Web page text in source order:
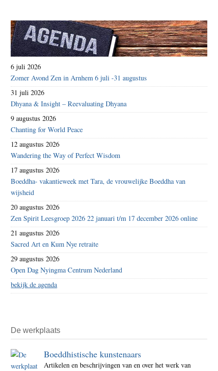
6 juli 2026
Zomer Avond Zen in Arnhem 6 juli -31 augustus
31 juli 2026
Dhyana & Insight – Reevaluating Dhyana
9 augustus 2026
Chanting for World Peace
12 augustus 2026
Wandering the Way of Perfect Wisdom
17 augustus 2026
Boeddha- vakantieweek met Tara, de vrouwelijke Boeddha van
wijsheid
20 augustus 2026
Zen Spirit Leesgroep 2026 22 januari t/m 17 december 2026 online
21 augustus 2026
Sacred Art en Kum Nye retraite
29 augustus 2026
Open Dag Nyingma Centrum Nederland
bekijk de agenda
De werkplaats
Boeddhistische kunstenaars
Artikelen en beschrijvingen van en over het werk van